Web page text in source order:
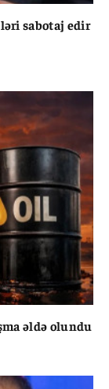
sabotaj edir
əldə olundu